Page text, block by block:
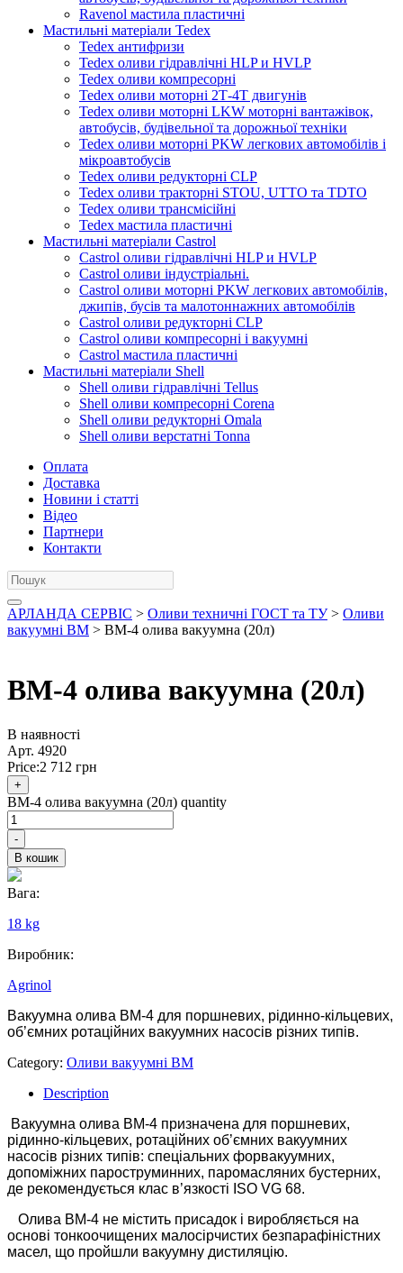
Ravenol мастила пластичні
Мастильні матеріали Tedex
Tedex антифризи
Tedex оливи гідравлічні HLP и HVLP
Tedex оливи компресорні
Tedex оливи моторні 2Т-4Т двигунів
Tedex оливи моторні LKW моторні вантажівок,
автобусів, будівельної та дорожньої техніки
Tedex оливи моторні PKW легкових автомобілів і
мікроавтобусів
Tedex оливи редукторні CLP
Tedex оливи тракторні STOU, UTTO та TDTO
Tedex оливи трансмісійні
Tedex мастила пластичні
Мастильні матеріали Castrol
Castrol оливи гідравлічні HLP и HVLP
Castrol оливи індустріальні.
Castrol оливи моторні PKW легкових автомобілів,
джипів, бусів та малотоннажних автомобілів
Castrol оливи редукторні CLP
Castrol оливи компресорні і вакуумні
Castrol мастила пластичні
Мастильні матеріали Shell
Shell оливи гідравлічні Tellus
Shell оливи компресорні Corena
Shell оливи редукторні Omala
Shell оливи верстатні Tonna
Оплата
Доставка
Новини і статті
Відео
Партнери
Контакти
АРЛАНДА СЕРВІС > Оливи техничні ГОСТ та ТУ> Оливи
вакуумні ВМ > ВМ-4 олива вакуумна (20л)
ВМ-4 олива вакуумна (20л)
В наявності
Арт. 4920
Price:2 712 грн
+
ВМ-4 олива вакуумна (20л) quantity
-
В кошик
Вага:
18 kg
Виробник:
Agrinol
Вакуумна олива ВМ-4 для поршневих, рідинно-кільцевих,
об’ємних ротаційних вакуумних насосів різних типів.
Category: Оливи вакуумні ВМ
Description
Вакуумна олива ВМ-4 призначена для поршневих,
рідинно-кільцевих, ротаційних об’ємних вакуумних
насосів різних типів: спеціальних форвакуумних,
допоміжних пароструминних, паромасляних бустерних,
де рекомендується клас в’язкості ISO VG 68.
Олива ВМ-4 не містить присадок і виробляється на
основі тонкоочищених малосірчистих безпарафіністних
масел, що пройшли вакуумну дистиляцію.